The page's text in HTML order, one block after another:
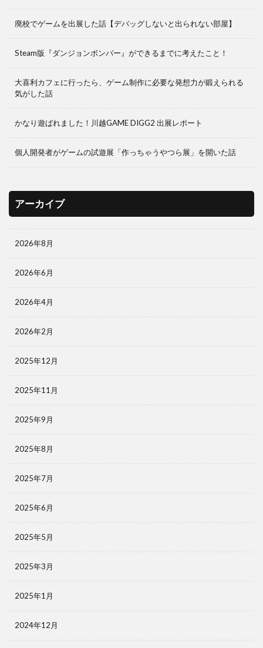
廃校でゲームを出展した話【デバッグしないと出られない部屋】
Steam版『ダンジョンボンバー』ができるまでに考えたこと！
大喜利カフェに行ったら、ゲーム制作に必要な発想力が鍛えられる
気がした話
かなり遊ばれました！川越GAME DIGG2 出展レポート
個人開発者がゲームの試遊展「作っちゃうやつら展」を開いた話
アーカイブ
2026年8月
2026年6月
2026年4月
2026年2月
2025年12月
2025年11月
2025年9月
2025年8月
2025年7月
2025年6月
2025年5月
2025年3月
2025年1月
2024年12月